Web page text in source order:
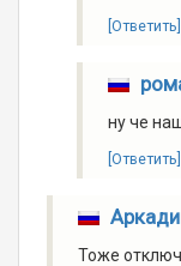
[Ответить]
ну че
[Ответить]
Тоже